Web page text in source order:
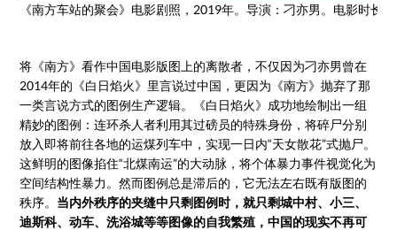
《南方车站的聚会》电影剧照，2019年。导演：刁亦男。电影时长
将《南方》看作中国电影版图上的离散者，不仅因为刁亦男曾在
2014年的《白日焰火》里言说过中国，更因为《南方》抛弃了那
一类言说方式的图例生产逻辑。《白日焰火》成功地绘制出一组
精妙的图例：连环杀人者利用其过磅员的特殊身份，将碎尸分别
放入即将前往各地的运煤列车中，实现一日内“天女散花”式抛尸。
这鲜明的图像掐住“北煤南运”的大动脉，将个体暴力事件视觉化为
空间结构性暴力。然而图例总是滞后的，它无法左右既有版图的
秩序。 当内外秩序的夹缝中只剩图例时，就只剩城中村、小三、
迪斯科、动车、洗浴城等等图像的自我繁殖，中国的现实不再可